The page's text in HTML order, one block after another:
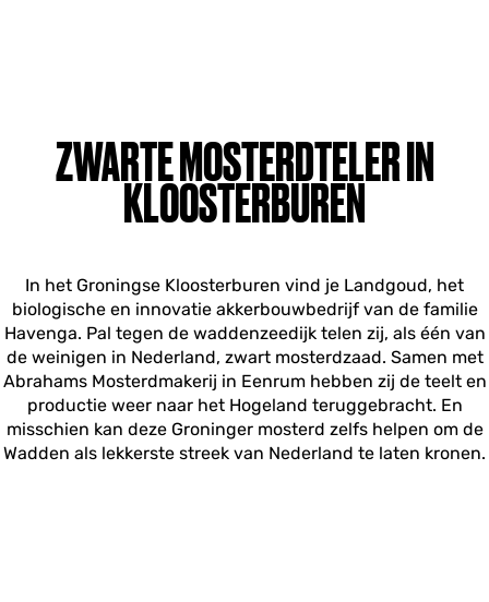
ZWARTE MOSTERDTELER IN
KLOOSTERBUREN
In het Groningse Kloosterburen vind je Landgoud, het
biologische en innovatie akkerbouwbedrijf van de familie
Havenga. Pal tegen de waddenzeedijk telen zij, als één van
de weinigen in Nederland, zwart mosterdzaad. Samen met
Abrahams Mosterdmakerij in Eenrum hebben zij de teelt en
productie weer naar het Hogeland teruggebracht. En
misschien kan deze Groninger mosterd zelfs helpen om de
Wadden als lekkerste streek van Nederland te laten kronen.